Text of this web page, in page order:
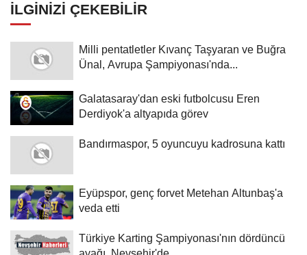
İLGINIZI ÇEKEBILIR
Milli pentatletler Kıvanç Taşyaran ve Buğra
Ünal, Avrupa Şampiyonası'nda...
Galatasaray'dan eski futbolcusu Eren
Derdiyok'a altyapıda görev
Bandırmaspor, 5 oyuncuyu kadrosuna kattı
Eyüpspor, genç forvet Metehan Altunbaş'a
veda etti
Türkiye Karting Şampiyonası'nın dördüncü